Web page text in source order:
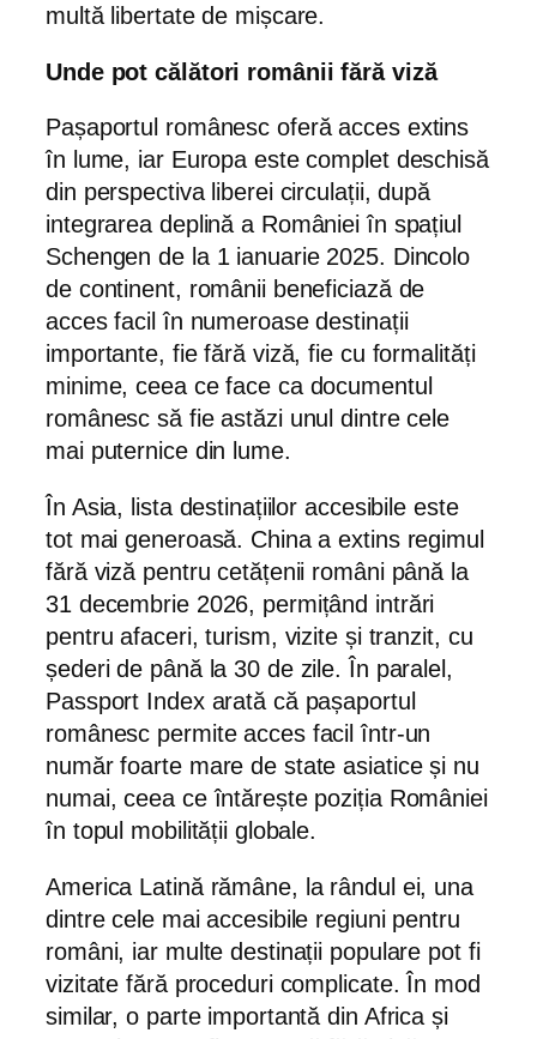
multă libertate de mișcare.
Unde pot călători românii fără viză
Pașaportul românesc oferă acces extins
în lume, iar Europa este complet deschisă
din perspectiva liberei circulații, după
integrarea deplină a României în spațiul
Schengen de la 1 ianuarie 2025. Dincolo
de continent, românii beneficiază de
acces facil în numeroase destinații
importante, fie fără viză, fie cu formalități
minime, ceea ce face ca documentul
românesc să fie astăzi unul dintre cele
mai puternice din lume.
În Asia, lista destinațiilor accesibile este
tot mai generoasă. China a extins regimul
fără viză pentru cetățenii români până la
31 decembrie 2026, permițând intrări
pentru afaceri, turism, vizite și tranzit, cu
șederi de până la 30 de zile. În paralel,
Passport Index arată că pașaportul
românesc permite acces facil într-un
număr foarte mare de state asiatice și nu
numai, ceea ce întărește poziția României
în topul mobilității globale.
America Latină rămâne, la rândul ei, una
dintre cele mai accesibile regiuni pentru
români, iar multe destinații populare pot fi
vizitate fără proceduri complicate. În mod
similar, o parte importantă din Africa și